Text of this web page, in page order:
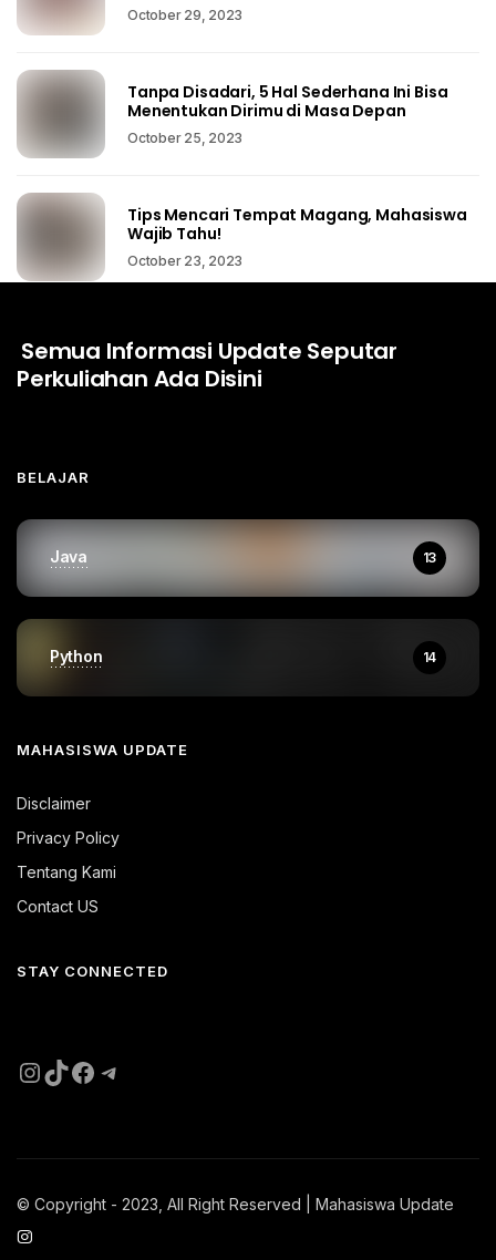
October 29, 2023
Tanpa Disadari, 5 Hal Sederhana Ini Bisa
Menentukan Dirimu di Masa Depan
October 25, 2023
Tips Mencari Tempat Magang, Mahasiswa
Wajib Tahu!
October 23, 2023
Semua Informasi Update Seputar
Perkuliahan Ada Disini
BELAJAR
Java 13
Python 14
MAHASISWA UPDATE
Disclaimer
Privacy Policy
Tentang Kami
Contact US
STAY CONNECTED
Instagram
TikTok
Facebook
Telegram
© Copyright - 2023, All Right Reserved | Mahasiswa Update